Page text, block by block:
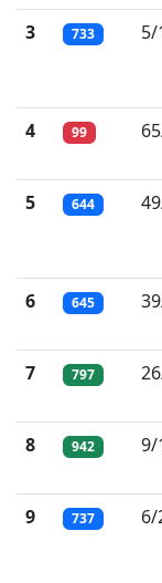
3
733 5/
4
99
5
644
6
645
7
797
8
942 9/
9
737 6/